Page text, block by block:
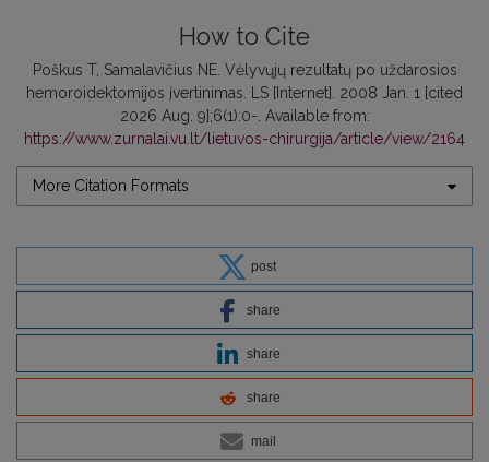
How to Cite
Poškus T, Samalavičius NE. Vėlyvųjų rezultatų po uždarosios
hemoroidektomijos įvertinimas. LS [Internet]. 2008 Jan. 1 [cited
2026 Aug. 9];6(1):0-. Available from:
https://www.zurnalai.vu.lt/lietuvos-chirurgija/article/view/2164
More Citation Formats
post
share
share
share
mail